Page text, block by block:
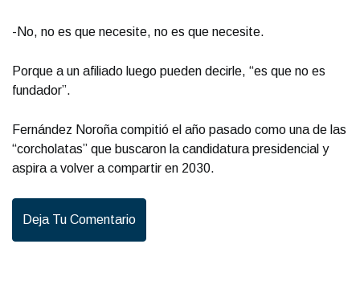
-No, no es que necesite, no es que necesite.
Porque a un afiliado luego pueden decirle, “es que no es
fundador”.
Fernández Noroña compitió el año pasado como una de las
“corcholatas” que buscaron la candidatura presidencial y
aspira a volver a compartir en 2030.
Deja Tu Comentario